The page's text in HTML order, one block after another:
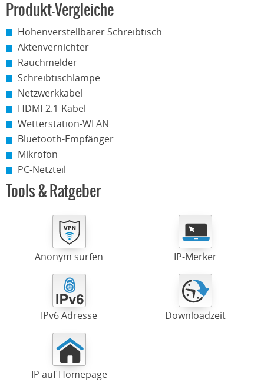
Produkt-Vergleiche
Höhenverstellbarer Schreibtisch
Aktenvernichter
Rauchmelder
Schreibtischlampe
Netzwerkkabel
HDMI-2.1-Kabel
Wetterstation-WLAN
Bluetooth-Empfänger
Mikrofon
PC-Netzteil
Tools & Ratgeber
Anonym surfen IP-Merker
IPv6 Adresse Downloadzeit
IP auf Homepage